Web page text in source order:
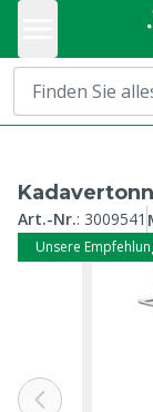
Art.-Nr.: 3009541
Unsere